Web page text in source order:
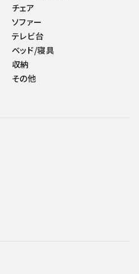
チェア
ソファー
テレビ台
ベッド/寝具
収納
その他